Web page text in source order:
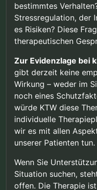
bestimmtes
Stressregulation, der
es Risiken? Diese
therapeutischen
Zur Evidenzlage bei
gibt derzeit keine
Wirkung – weder im
noch eines
würde KTW diese
individuelle
wir es mit allen
unserer Patienten tun.
Wenn Sie
Situation suchen,
offen. Die Therapie